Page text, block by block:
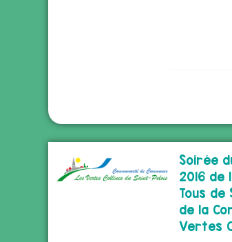
Soirée
2016 de
Tous de
de la
Vertes